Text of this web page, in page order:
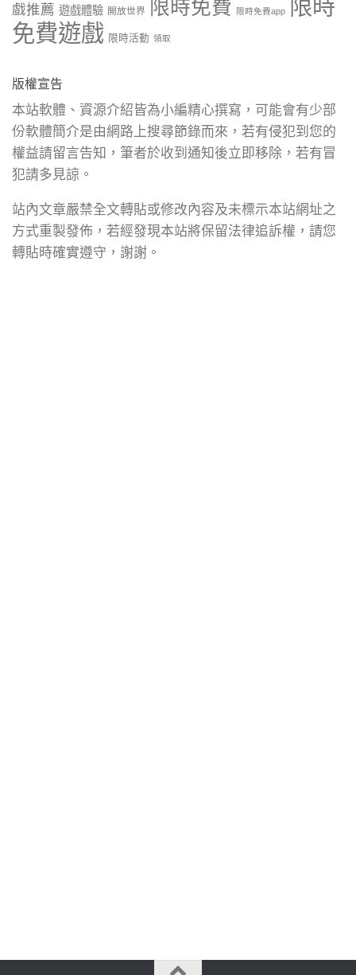
戲推薦 遊戲體驗 開放世界 限時免費 限時免費app
限時
免費遊戲 限時活動 領取
版權宣告
本站軟體、資源介紹皆為小編精心撰寫，可能會有少部
份軟體簡介是由網路上搜尋節錄而來，若有侵犯到您的
權益請留言告知，筆者於收到通知後立即移除，若有冒
犯請多見諒。
站內文章嚴禁全文轉貼或修改內容及未標示本站網址之
方式重製發佈，若經發現本站將保留法律追訴權，請您
轉貼時確實遵守，謝謝。